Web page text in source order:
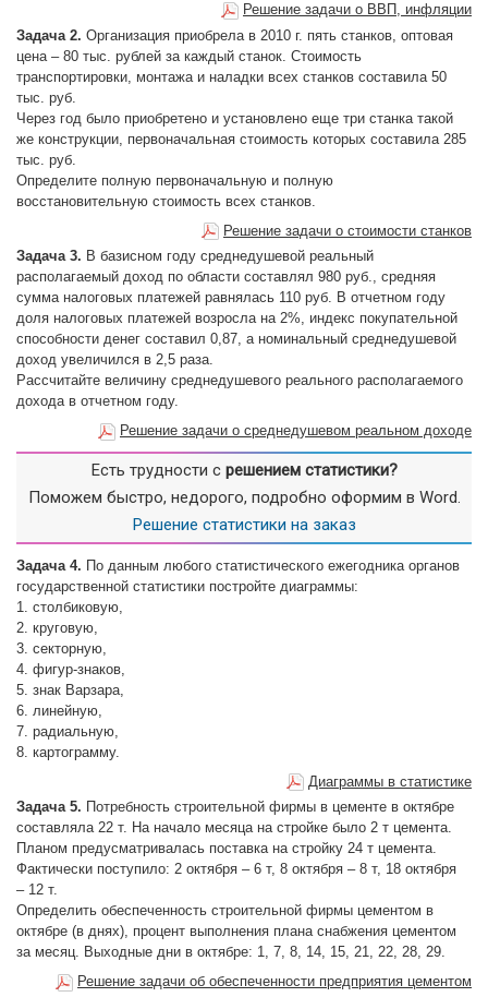
Решение задачи о ВВП, инфляции
Задача 2. Организация приобрела в 2010 г. пять станков, оптовая
цена – 80 тыс. рублей за каждый станок. Стоимость
транспортировки, монтажа и наладки всех станков составила 50
тыс. руб.
Через год было приобретено и установлено еще три станка такой
же конструкции, первоначальная стоимость которых составила 285
тыс. руб.
Определите полную первоначальную и полную
восстановительную стоимость всех станков.
Решение задачи о стоимости станков
Задача 3. В базисном году среднедушевой реальный
располагаемый доход по области составлял 980 руб., средняя
сумма налоговых платежей равнялась 110 руб. В отчетном году
доля налоговых платежей возросла на 2%, индекс покупательной
способности денег составил 0,87, а номинальный среднедушевой
доход увеличился в 2,5 раза.
Рассчитайте величину среднедушевого реального располагаемого
дохода в отчетном году.
Решение задачи о среднедушевом реальном доходе
Есть трудности с решением статистики?
Поможем быстро, недорого, подробно оформим в Word.
Решение статистики на заказ
Задача 4. По данным любого статистического ежегодника органов
государственной статистики постройте диаграммы:
1. столбиковую,
2. круговую,
3. секторную,
4. фигур-знаков,
5. знак Варзара,
6. линейную,
7. радиальную,
8. картограмму.
Диаграммы в статистике
Задача 5. Потребность строительной фирмы в цементе в октябре
составляла 22 т. На начало месяца на стройке было 2 т цемента.
Планом предусматривалась поставка на стройку 24 т цемента.
Фактически поступило: 2 октября – 6 т, 8 октября – 8 т, 18 октября
– 12 т.
Определить обеспеченность строительной фирмы цементом в
октябре (в днях), процент выполнения плана снабжения цементом
за месяц. Выходные дни в октябре: 1, 7, 8, 14, 15, 21, 22, 28, 29.
Решение задачи об обеспеченности предприятия цементом